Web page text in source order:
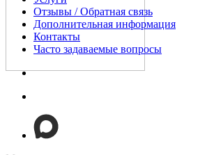
Отзывы / Обратная связь
Дополнительная информация
Контакты
Часто задаваемые вопросы